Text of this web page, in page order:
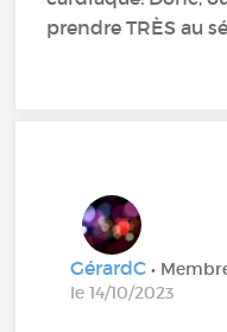
prendre TRÈS au
GérardC•
le 14/10/2023